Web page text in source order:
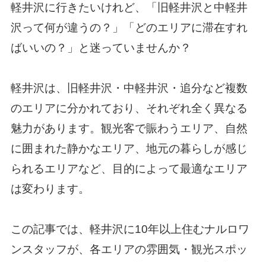
軽井沢に行きたいけれど、「旧軽井沢と中軽井
沢って何が違うの？」「どのエリアに滞在すれ
ばいいの？」と迷っていませんか？
軽井沢は、旧軽井沢・中軽井沢・追分など複数
のエリアに分かれており、それぞれ全く異なる
魅力があります。観光客で賑わうエリア、自然
に囲まれた静かなエリア、地元の暮らしが感じ
られるエリアなど、目的によって最適なエリア
は変わります。
この記事では、軽井沢に10年以上住むナルロワ
ンスタッフが、各エリアの雰囲気・観光スポッ